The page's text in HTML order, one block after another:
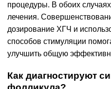
процедуры. В обоих случаях
лечения.
дозирование ХГЧ и
способов стимуляции
улучшить общую
Как диагностируют